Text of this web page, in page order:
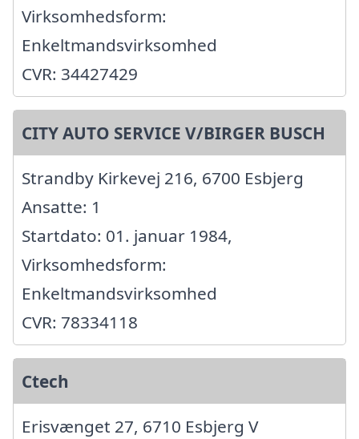
Virksomhedsform:
Enkeltmandsvirksomhed
CVR: 34427429
CITY AUTO SERVICE V/BIRGER BUSCH
Strandby Kirkevej 216, 6700 Esbjerg
Ansatte: 1
Startdato: 01. januar 1984,
Virksomhedsform:
Enkeltmandsvirksomhed
CVR: 78334118
Ctech
Erisvænget 27, 6710 Esbjerg V